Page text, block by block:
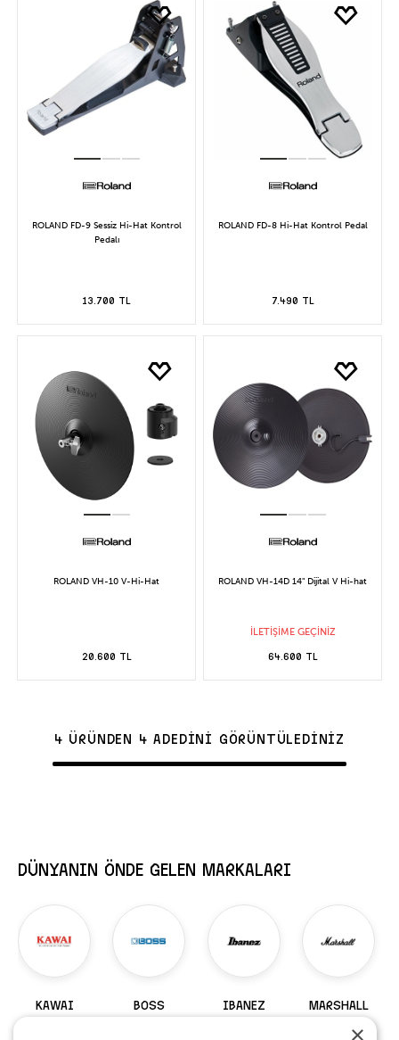
ROLAND FD-9 Sessiz Hi-Hat Kontrol
Pedalı
13.700 TL
ROLAND FD-8 Hi-Hat Kontrol Pedal
7.490 TL
ROLAND VH-10 V-Hi-Hat
20.600 TL
ROLAND VH-14D 14" Dijital V Hi-hat
İLETİŞİME GEÇİNİZ
64.600 TL
4 ÜRÜNDEN 4 ADEDİNİ GÖRÜNTÜLEDİNİZ
DÜNYANIN ÖNDE GELEN MARKALARI
KAWAI BOSS IBANEZ MARSHALL
147 Ürün